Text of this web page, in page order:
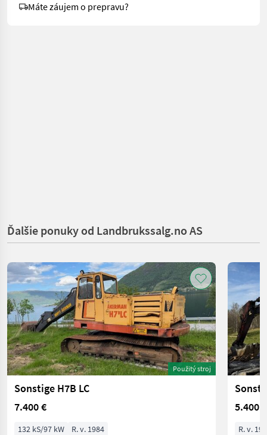
Máte záujem o prepravu?
Ďalšie ponuky od Landbrukssalg.no AS
Použitý stroj
Sonstige H7B LC
7.400 €
132 kS/97 kW R. v. 1984
5.400 €
R. v.